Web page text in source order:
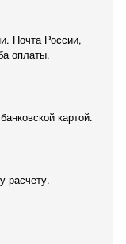
Почта России,
оплаты.
картой.
расчету.